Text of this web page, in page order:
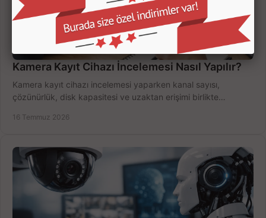
Kamera Kayıt Cihazı İncelemesi Nasıl Yapılır?
Kamera kayıt cihazı incelemesi yaparken kanal sayısı,
çözünürlük, disk kapasitesi ve uzaktan erişimi birlikte
16 Temmuz 2026